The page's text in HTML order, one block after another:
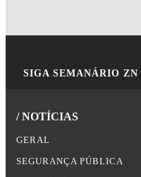
SIGA SEMANÁRIO ZN
/ NOTÍCIAS
GERAL
SEGURANÇA PÚBLICA